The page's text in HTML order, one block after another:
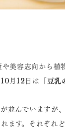
美容志向から
月12日は「豆乳
並んでいますが
ます。それぞれ